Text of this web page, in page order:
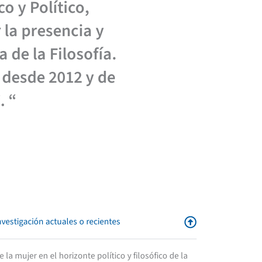
y Político,
presencia y
de la Filosofía.
2012 y de
“
actuales o recientes
la mujer en el horizonte político y filosófico de la